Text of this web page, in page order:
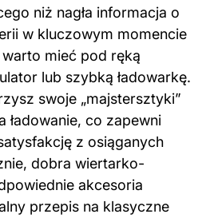
niż nagła informacja o
w kluczowym momencie
mieć pod ręką
lub szybką ładowarkę.
swoje „majstersztyki”
ładowanie, co zapewni
z osiąganych
dobra wiertarko-
akcesoria
przepis na klasyczne